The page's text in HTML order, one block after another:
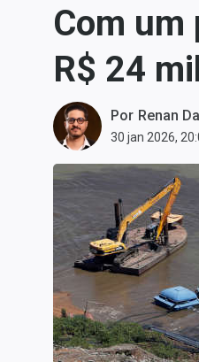
Carteiras Recomendadas
Central de Fundos
Central dos IPOs
Renda Fixa
Finanças Pessoais
Mercados
Economia
Empresas
Política
Colunas
Com um
R$ 24
Por Renan
30 jan 2026,